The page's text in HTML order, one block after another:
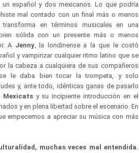
un español y dos mexicanos. Lo que podría
mal contado con un final más o menos
transforma en términos musicales en una
sólida con un presente más o menos
A Jenny, la londinense a la que le costó
y vampirizar cualquier ritmo latino que se
la cabeza a cualquiera de sus compañeros
le daba bien tocar la trompeta, y solo
y, ante todo, idénticas ganas de pasarlo
Mexicatsy su incipiente introducción en el
y en plena libertad sobre el escenario. En
empecemos a apreciar su música con más
muchas veces mal entendida.